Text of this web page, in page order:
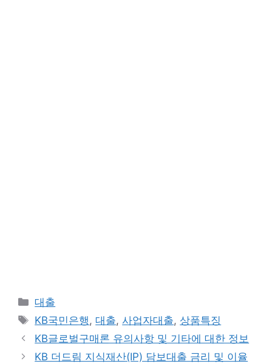
카
테
리
대출
태
그
KB국민은행,대출,사업자대출, 상품특징
KB글로벌구매론 유의사항 및 기타에 대한 정보
KB 더드림 지식재산(IP) 담보대출 금리 및 이율